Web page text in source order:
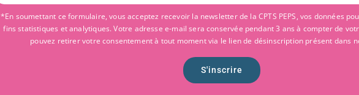
*En soumettant ce formulaire, vous acceptez recevoir la newsletter de la CPTS PEPS, vos données
fins statistiques et analytiques. Votre adresse e-mail sera conservée pendant 3 ans à compter de
pouvez retirer votre consentement à tout moment via le lien de désinscription présent dans
S'inscrire